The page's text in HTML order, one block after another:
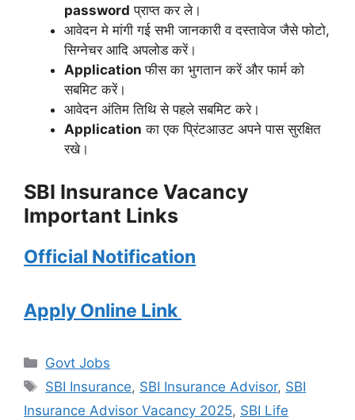
password प्राप्त कर ले।
आवेदन मे मांगी गई सभी जानकारी व दस्तावेज जैसे फोटो,
सिग्नेचर आदि अपलोड करें।
Applicationफीस का भुगतान करें और फार्म को
सबमिट करें।
आवेदन अंतिम तिथि से पहले सबमिट करे।
Application का एक प्रिंटआउट अपने पास सुरक्षित
रखे।
SBI Insurance Vacancy
Important Links
Official Notification
Apply Online Link
Categories
Govt Jobs
Tags
SBI Insurance, SBI Insurance Advisor, SBI
Insurance Advisor Vacancy 2025, SBI Life